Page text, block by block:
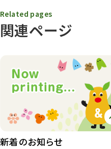
動物園
動物園その他
植物園
植物たち
植物園長の庭
関連ページ
Related pages
新着のお知らせ